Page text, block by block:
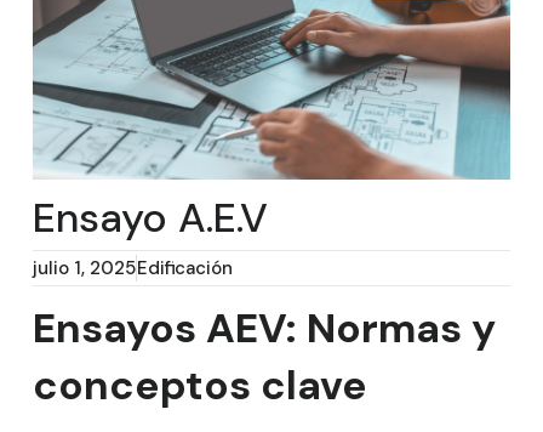
Ensayo A.E.V
julio 1, 2025Edificación
Ensayos AEV: Normas y
conceptos clave